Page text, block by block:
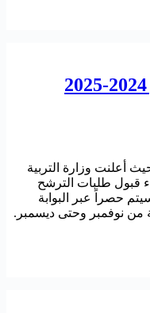
رابط التسجيل في باك حر 2024-2025
في باك حر 2024-2025، حيث أعلنت وزارة التربية
قبول طلبات الترشح
حصراً عبر البوابة
من نوفمبر وحتى ديسمبر.